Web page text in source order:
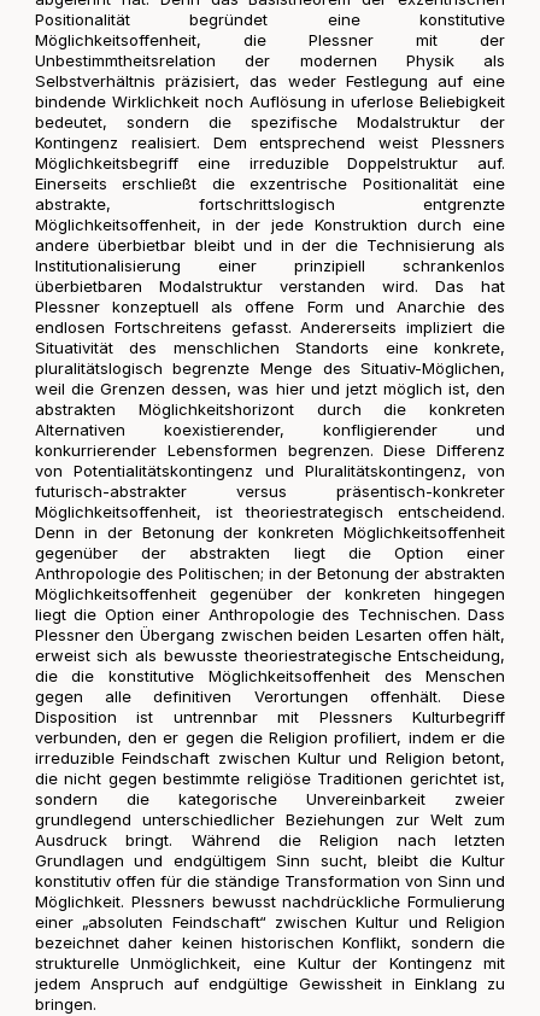
Positionalität begründet eine konstitutive
Möglichkeitsoffenheit, die Plessner mit der
Unbestimmtheitsrelation der modernen Physik als
Selbstverhältnis präzisiert, das weder Festlegung auf eine
bindende Wirklichkeit noch Auflösung in uferlose Beliebigkeit
bedeutet, sondern die spezifische Modalstruktur der
Kontingenz realisiert. Dem entsprechend weist Plessners
Möglichkeitsbegriff eine irreduzible Doppelstruktur auf.
Einerseits erschließt die exzentrische Positionalität eine
abstrakte, fortschrittslogisch entgrenzte
Möglichkeitsoffenheit, in der jede Konstruktion durch eine
andere überbietbar bleibt und in der die Technisierung als
Institutionalisierung einer prinzipiell schrankenlos
überbietbaren Modalstruktur verstanden wird. Das hat
Plessner konzeptuell als offene Form und Anarchie des
endlosen Fortschreitens gefasst. Andererseits impliziert die
Situativität des menschlichen Standorts eine konkrete,
pluralitätslogisch begrenzte Menge des Situativ-Möglichen,
weil die Grenzen dessen, was hier und jetzt möglich ist, den
abstrakten Möglichkeitshorizont durch die konkreten
Alternativen koexistierender, konfligierender und
konkurrierender Lebensformen begrenzen. Diese Differenz
von Potentialitätskontingenz und Pluralitätskontingenz, von
futurisch-abstrakter versus präsentisch-konkreter
Möglichkeitsoffenheit, ist theoriestrategisch entscheidend.
Denn in der Betonung der konkreten Möglichkeitsoffenheit
gegenüber der abstrakten liegt die Option einer
Anthropologie des Politischen; in der Betonung der abstrakten
Möglichkeitsoffenheit gegenüber der konkreten hingegen
liegt die Option einer Anthropologie des Technischen. Dass
Plessner den Übergang zwischen beiden Lesarten offen hält,
erweist sich als bewusste theoriestrategische Entscheidung,
die die konstitutive Möglichkeitsoffenheit des Menschen
gegen alle definitiven Verortungen offenhält. Diese
Disposition ist untrennbar mit Plessners Kulturbegriff
verbunden, den er gegen die Religion profiliert, indem er die
irreduzible Feindschaft zwischen Kultur und Religion betont,
die nicht gegen bestimmte religiöse Traditionen gerichtet ist,
sondern die kategorische Unvereinbarkeit zweier
grundlegend unterschiedlicher Beziehungen zur Welt zum
Ausdruck bringt. Während die Religion nach letzten
Grundlagen und endgültigem Sinn sucht, bleibt die Kultur
konstitutiv offen für die ständige Transformation von Sinn und
Möglichkeit. Plessners bewusst nachdrückliche Formulierung
einer „absoluten Feindschaft“ zwischen Kultur und Religion
bezeichnet daher keinen historischen Konflikt, sondern die
strukturelle Unmöglichkeit, eine Kultur der Kontingenz mit
jedem Anspruch auf endgültige Gewissheit in Einklang zu
bringen.